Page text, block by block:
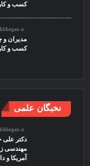
کسب و
مدیران و
کسب و
نخبگان علمی
دکتر علی
مهندسی
آمریکا و